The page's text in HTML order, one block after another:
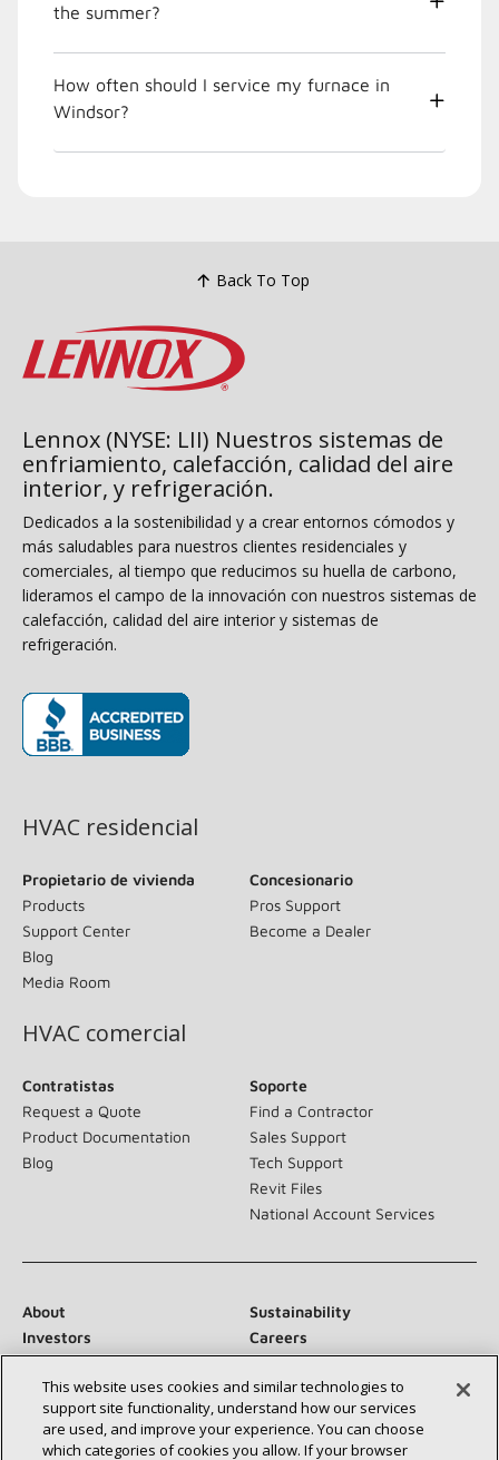
the summer?
How often should I service my furnace in
Windsor?
Back To Top
Lennox (NYSE: LII) Nuestros sistemas de
enfriamiento, calefacción, calidad del aire
interior, y refrigeración.
Dedicados a la sostenibilidad y a crear entornos cómodos y
más saludables para nuestros clientes residenciales y
comerciales, al tiempo que reducimos su huella de carbono,
lideramos el campo de la innovación con nuestros sistemas de
calefacción, calidad del aire interior y sistemas de
refrigeración.
HVAC residencial
Propietario de vivienda
Products
Support Center
Blog
Media Room
Concesionario
Pros Support
Become a Dealer
HVAC comercial
Contratistas
Request a Quote
Product Documentation
Blog
Soporte
Find a Contractor
Sales Support
Tech Support
Revit Files
National Account Services
About
Sustainability
Investors
Careers
Suppliers
Contact Us
Newsroom
This website uses cookies and similar technologies to
support site functionality, understand how our services
are used, and improve your experience. You can choose
which categories of cookies you allow. If your browser